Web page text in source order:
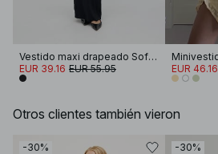
Vestido maxi drapeado Soft Line
EUR 39.16 EUR 55.95
EUR 46.16
Otros clientes también vieron
-30% -30%